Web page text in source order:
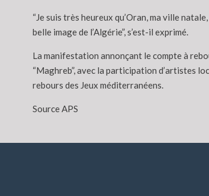
“Je suis très heureux qu’Oran, ma ville
belle image de l’Algérie”, s’est-il exprimé.
La manifestation annonçant le compte à
“Maghreb”, avec la participation d’artistes
rebours des Jeux méditerranéens.
Source APS